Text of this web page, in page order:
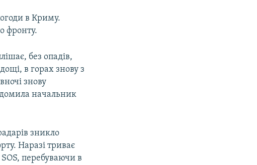
в Криму.
фронту.
без опадів,
в горах знову з
знову
начальник
зникло
Наразі триває
перебуваючи в